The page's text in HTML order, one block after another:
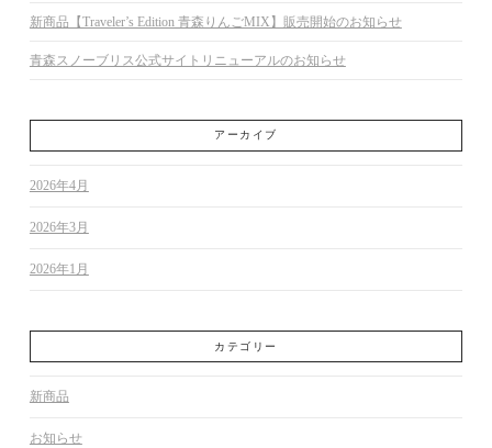
新商品【Traveler’s Edition 青森りんごMIX】販売開始のお知らせ
青森スノーブリス公式サイトリニューアルのお知らせ
アーカイブ
2026年4月
2026年3月
2026年1月
カテゴリー
新商品
お知らせ